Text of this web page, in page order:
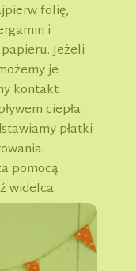
folię,
i
Jeżeli
je
kontakt
ciepła
płatki
pomocą
widelca.